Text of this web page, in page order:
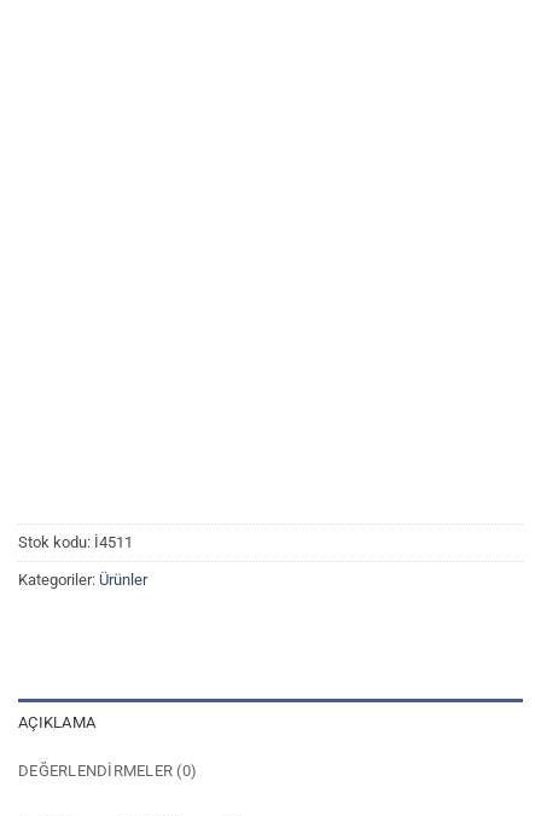
Stok kodu: İ4511
Kategoriler: Ürünler
AÇIKLAMA
DEĞERLENDIRMELER (0)